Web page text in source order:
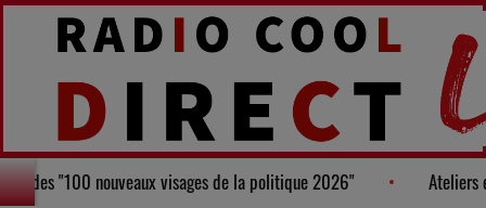
au Palmarès des "100 nouveaux visages de la politique 2026"